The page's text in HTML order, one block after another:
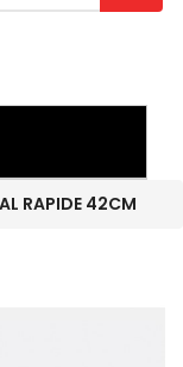
RAPIDE 42CM